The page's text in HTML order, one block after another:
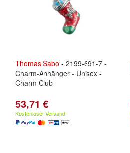
Thomas Sabo - 2199-691-7 -
Charm-Anhänger - Unisex -
Charm Club
53,71 €
Kostenloser Versand